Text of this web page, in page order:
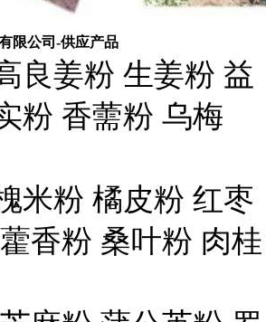
限公司 -供应产品
良姜粉 生姜粉 益
粉 香薷粉 乌梅
米粉 橘皮粉 红枣
香粉 桑叶粉 肉桂